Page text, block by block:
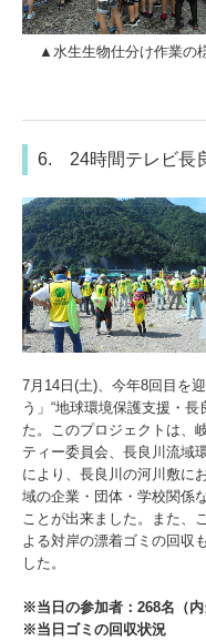
▲水生生物仕分け作業の
6. 24時間テレビ長
7月14日(土)、今年8回目を
う」“地球環境保護支援・
た。このプロジェクトは、
ティー委員会、長良川流域
により、長良川の河川敷に
域の企業・団体・学校関係
ことが出来ました。また、
よる対岸の漂着ゴミの回収
した。
※当日の参加者：268名（内
※当日ゴミの回収状況